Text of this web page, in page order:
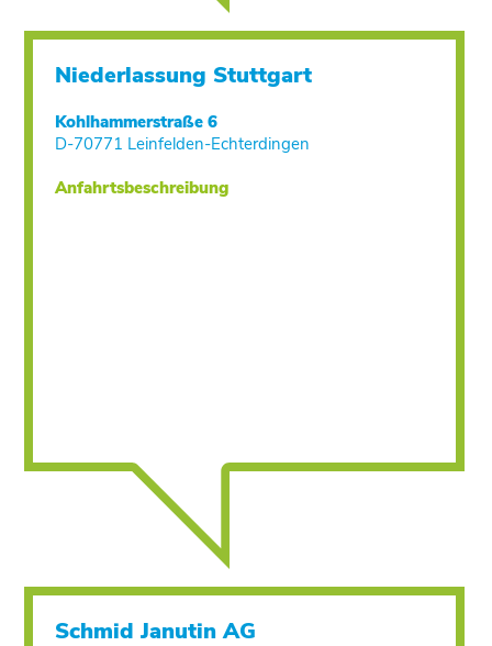
Niederlassung Stuttgart
Kohlhammerstraße 6
D-70771 Leinfelden-Echterdingen
Anfahrtsbeschreibung
Schmid Janutin AG